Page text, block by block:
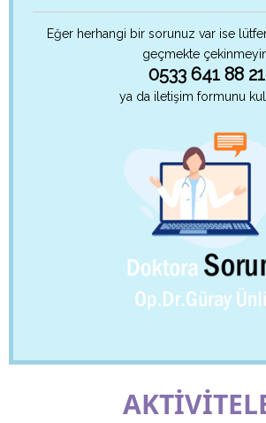
Eğer herhangi bir sorunuz var ise
geçmekte
0533 641 88 21
ya da iletişim formunu